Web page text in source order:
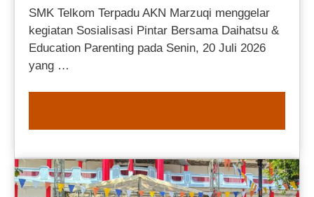
SMK Telkom Terpadu AKN Marzuqi menggelar
kegiatan Sosialisasi Pintar Bersama Daihatsu &
Education Parenting pada Senin, 20 Juli 2026
yang …